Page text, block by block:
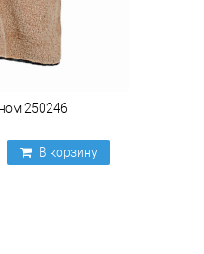
250246
В корзину